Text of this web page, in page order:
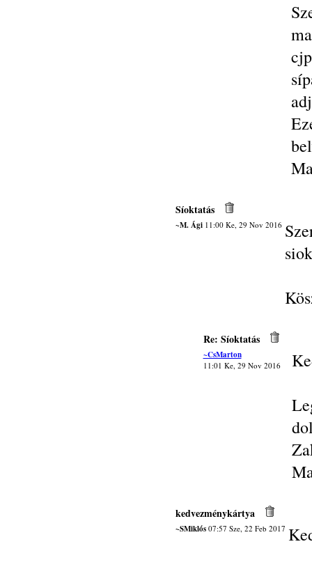
Síoktatás
~M. Ági11:00 Ke, 29 Nov 2016
Re: Síoktatás
~CsMarton
11:01 Ke, 29 Nov 2016
kedvezménykártya
~SMiklós07:57 Sze, 22 Feb 2017